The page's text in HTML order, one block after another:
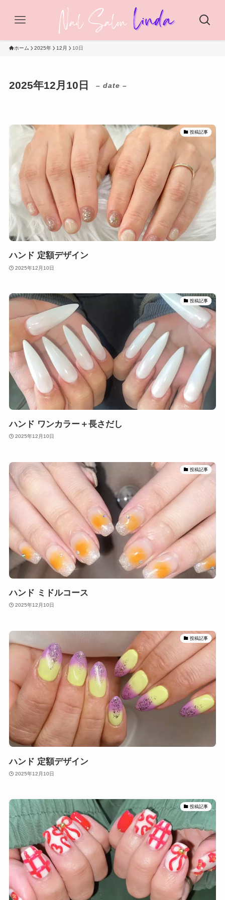
ホーム 2025年 12月 10日
2025年12月10日 – date –
投稿記事
ハンド 定額デザイン
2025年12月10日
投稿記事
ハンド ワンカラー＋長さだし
2025年12月10日
投稿記事
ハンド ミドルコース
2025年12月10日
投稿記事
ハンド 定額デザイン
2025年12月10日
投稿記事